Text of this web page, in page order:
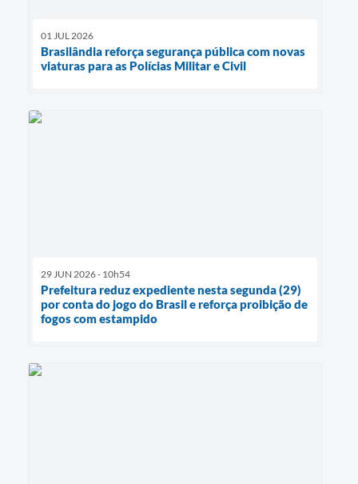
01 JUL 2026
Brasilândia reforça segurança pública com novas
viaturas para as Polícias Militar e Civil
29 JUN 2026 - 10h54
Prefeitura reduz expediente nesta segunda (29)
por conta do jogo do Brasil e reforça proibição de
fogos com estampido